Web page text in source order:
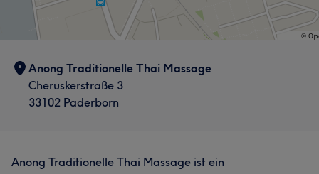
Anong Traditionelle Thai Massage
Cheruskerstraße 3
33102 Paderborn
Anong Traditionelle Thai Massage ist ein